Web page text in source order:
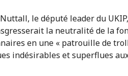
le député leader du
la neutralité de la
en une « patrouille de
indésirables et superflues